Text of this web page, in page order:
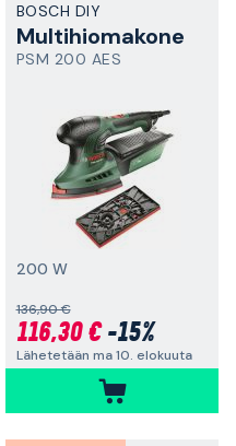
BOSCH DIY
Multihiomakone
PSM 200 AES
200 W
136,90 €
116,30 €-15%
Lähetetään ma 10. elokuuta